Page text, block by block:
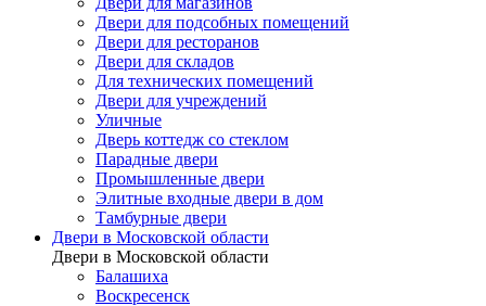
Двери для подсобных помещений
Двери для ресторанов
Двери для складов
Для технических помещений
Двери для учреждений
Уличные
Дверь коттедж со стеклом
Парадные двери
Промышленные двери
Элитные входные двери в дом
Тамбурные двери
Двери в Московской области
Двери в Московской области
Балашиха
Воскресенск